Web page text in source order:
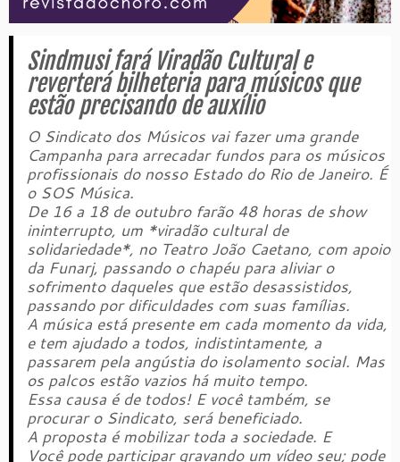
Sindmusi fará Viradão Cultural e
reverterá bilheteria para músicos que
estão precisando de auxílio
O Sindicato dos Músicos vai fazer uma grande
Campanha para arrecadar fundos para os músicos
profissionais do nosso Estado do Rio de Janeiro. É
o SOS Música.
De 16 a 18 de outubro farão 48 horas de show
ininterrupto, um *viradão cultural de
solidariedade*, no Teatro João Caetano, com apoio
da Funarj, passando o chapéu para aliviar o
sofrimento daqueles que estão desassistidos,
passando por dificuldades com suas famílias.
A música está presente em cada momento da vida,
e tem ajudado a todos, indistintamente, a
passarem pela angústia do isolamento social. Mas
os palcos estão vazios há muito tempo.
Essa causa é de todos! E você também, se
procurar o Sindicato, será beneficiado.
A proposta é mobilizar toda a sociedade. E
Você pode participar gravando um vídeo seu; pode